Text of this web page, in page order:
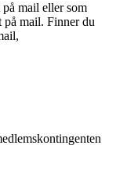
mail eller som
på mail. Finner du